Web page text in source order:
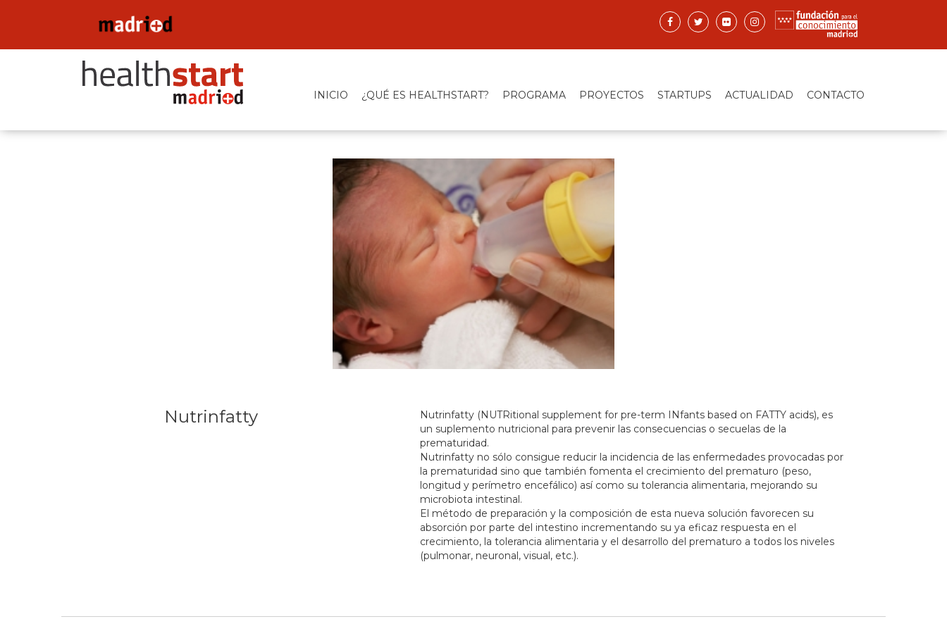
INICIO ¿QUÉ ES HEALTHSTART? PROGRAMA PROYECTOS STARTUPS ACTUALIDAD CONTACTO
Nutrinfatty
Nutrinfatty (NUTRitional supplement for pre-term INfants based on FATTY acids), es
un suplemento nutricional para prevenir las consecuencias o secuelas de la
prematuridad.
Nutrinfatty no sólo consigue reducir la incidencia de las enfermedades provocadas por
la prematuridad sino que también fomenta el crecimiento del prematuro (peso,
longitud y perímetro encefálico) así como su tolerancia alimentaria, mejorando su
microbiota intestinal.
El método de preparación y la composición de esta nueva solución favorecen su
absorción por parte del intestino incrementando su ya eficaz respuesta en el
crecimiento, la tolerancia alimentaria y el desarrollo del prematuro a todos los niveles
(pulmonar, neuronal, visual, etc.).